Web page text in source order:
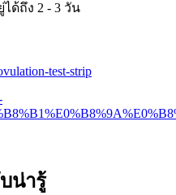
ด้ถึง 2 - 3 วัน
test-strip
น่ารู้